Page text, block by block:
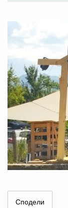
Сподели